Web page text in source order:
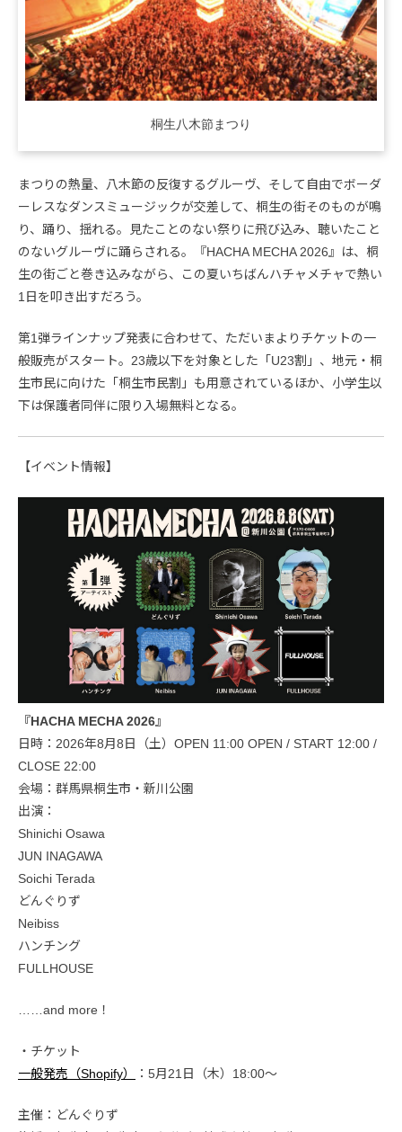
桐生八木節まつり
まつりの熱量、八木節の反復するグルーヴ、そして自由でボーダ
ーレスなダンスミュージックが交差して、桐生の街そのものが鳴
り、踊り、揺れる。見たことのない祭りに飛び込み、聴いたこと
のないグルーヴに踊らされる。『HACHA MECHA 2026』は、桐
生の街ごと巻き込みながら、この夏いちばんハチャメチャで熱い
1日を叩き出すだろう。
第1弾ラインナップ発表に合わせて、ただいまよりチケットの一
般販売がスタート。23歳以下を対象とした「U23割」、地元・桐
生市民に向けた「桐生市民割」も用意されているほか、小学生以
下は保護者同伴に限り入場無料となる。
【イベント情報】
『HACHA MECHA 2026』
日時：2026年8月8日（土）OPEN 11:00 OPEN / START 12:00 /
CLOSE 22:00
会場：群馬県桐生市・新川公園
出演：
Shinichi Osawa
JUN INAGAWA
Soichi Terada
どんぐりず
Neibiss
ハンチング
FULLHOUSE
……and more！
・チケット
一般発売（Shopify）
：5月21日（木）18:00〜
主催：どんぐりず